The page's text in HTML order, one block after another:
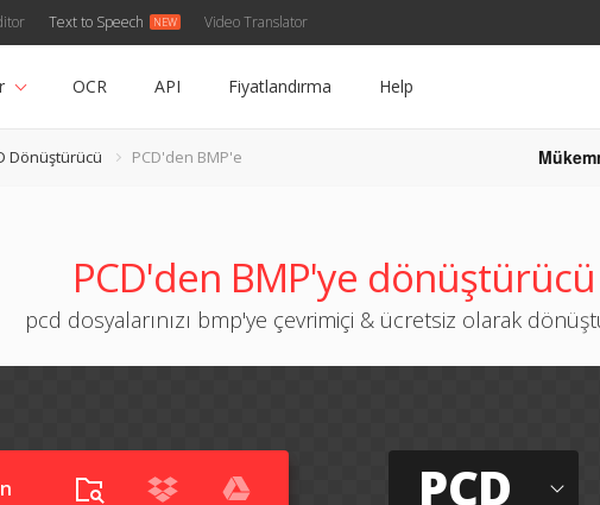
Text to Speech Video Translator
OCR API Fiyatlandırma Help
Dönüştürücü PCD'den BMP'e
PCD'den BMP'ye dönüştürücü
pcd dosyalarınızı bmp'ye çevrimiçi & ücretsiz olarak
PCD